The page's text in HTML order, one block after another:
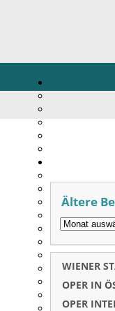
Ältere
WIENER
OPER IN
OPER